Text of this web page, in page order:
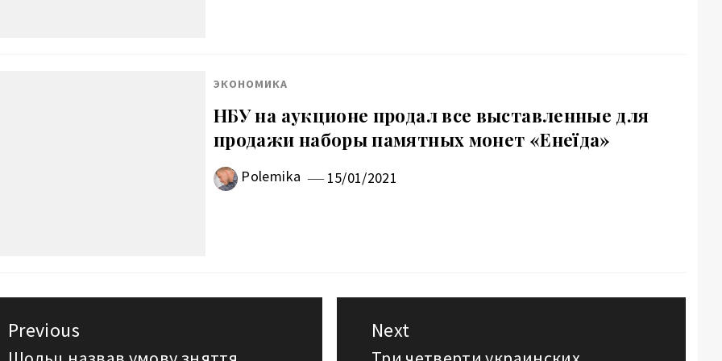
ЭКОНОМИКА
НБУ на аукционе продал все выставленные для
продажи наборы памятных монет «Енеїда»
Polemika 15/01/2021
Previous
Next